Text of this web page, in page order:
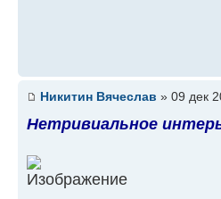
Никитин Вячеслав » 09 дек
Нетривиальное